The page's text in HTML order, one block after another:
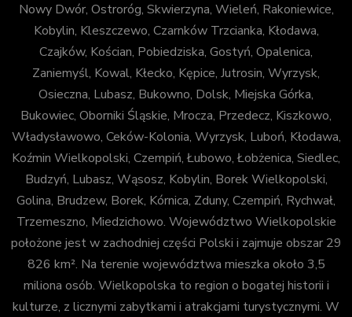
Nowy Dwór, Ostroróg, Skwierzyna, Wieleń, Rakoniewice,
Kobylin, Kleszczewo, Czarnków Trzcianka, Kłodawa,
Czajków, Kościan, Pobiedziska, Gostyń, Opalenica,
Zaniemyśl, Kowal, Kłecko, Kępice, Jutrosin, Wyrzysk,
Osieczna, Lubasz, Bukowno, Dolsk, Miejska Górka,
Bukowiec, Oborniki Śląskie, Mrocza, Przedecz, Kiszkowo,
Władysławowo, Ceków-Kolonia, Wyrzysk, Luboń, Kłodawa,
Koźmin Wielkopolski, Czempiń, Łubowo, Łobżenica, Siedlec,
Budzyń, Lubasz, Wąsosz, Kobylin, Borek Wielkopolski,
Golina, Brudzew, Borek, Kórnica, Zduny, Czempiń, Rychwał,
Trzemeszno, Miedzichowo. Województwo Wielkopolskie
położone jest w zachodniej części Polski i zajmuje obszar 29
826 km². Na terenie województwa mieszka około 3,5
miliona osób. Wielkopolska to region o bogatej historii i
kulturze, z licznymi zabytkami i atrakcjami turystycznymi. W